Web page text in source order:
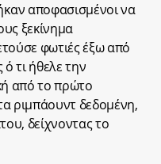
αποφασισμένοι να
ξεκίνημα
φωτιές έξω από
τι ήθελε την
από το πρώτο
ριμπάουντ δεδομένη,
δείχνοντας το